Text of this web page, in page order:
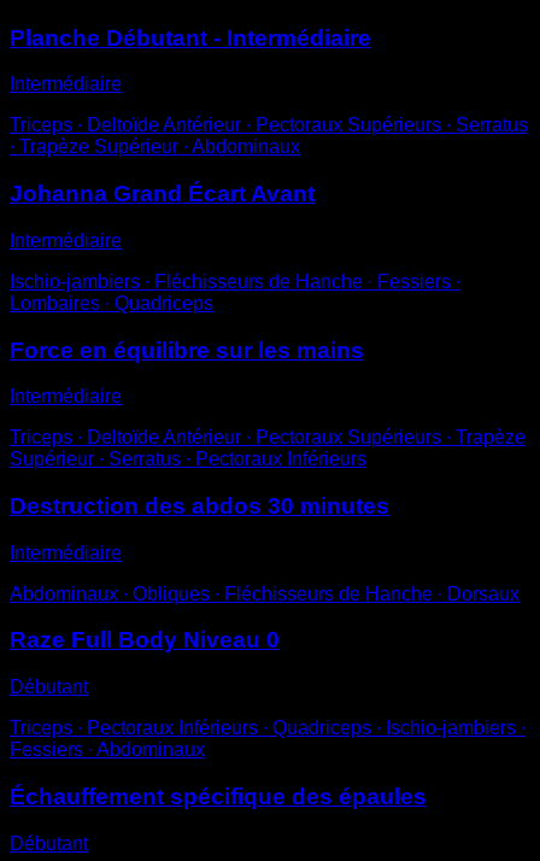
Planche Débutant - Intermédiaire
Intermédiaire
Triceps ∙ Deltoïde Antérieur ∙ Pectoraux Supérieurs ∙ Serratus
∙ Trapèze Supérieur ∙ Abdominaux
Johanna Grand Écart Avant
Intermédiaire
Ischio-jambiers ∙ Fléchisseurs de Hanche ∙ Fessiers ∙
Lombaires ∙ Quadriceps
Force en équilibre sur les mains
Intermédiaire
Triceps ∙ Deltoïde Antérieur ∙ Pectoraux Supérieurs ∙ Trapèze
Supérieur ∙ Serratus ∙ Pectoraux Inférieurs
Destruction des abdos 30 minutes
Intermédiaire
Abdominaux ∙ Obliques ∙ Fléchisseurs de Hanche ∙ Dorsaux
Raze Full Body Niveau 0
Débutant
Triceps ∙ Pectoraux Inférieurs ∙ Quadriceps ∙ Ischio-jambiers ∙
Fessiers ∙ Abdominaux
Échauffement spécifique des épaules
Débutant